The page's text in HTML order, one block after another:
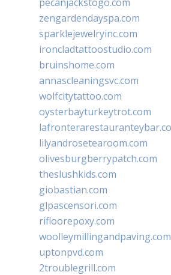
zengardendayspa.com
sparklejewelryinc.com
ironcladtattoostudio.com
bruinshome.com
annascleaningsvc.com
wolfcitytattoo.com
oysterbayturkeytrot.com
lilyandrosetearoom.com
olivesburgberrypatch.com
theslushkids.com
giobastian.com
glpascensori.com
rifloorepoxy.com
woolleymillingandpaving.com
uptonpvd.com
2troublegrill.com